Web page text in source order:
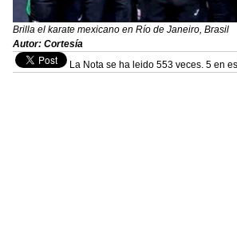
Brilla el karate mexicano en Río de Janeiro, Brasil
Autor: Cortesía
La Nota se ha leido 553 veces. 5 en